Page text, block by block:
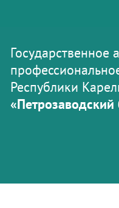
Государственное
Республики